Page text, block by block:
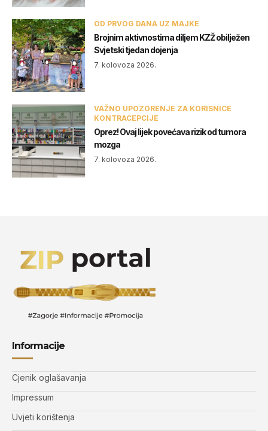
OD PRVOG DANA UZ MAJKE
Brojnim aktivnostima diljem KZŽ obilježen
Svjetski tjedan dojenja
7. kolovoza 2026.
VAŽNO UPOZORENJE ZA KORISNICE
KONTRACEPCIJE
Oprez! Ovaj lijek povećava rizik od tumora
mozga
7. kolovoza 2026.
Informacije
Cjenik oglašavanja
Impressum
Uvjeti korištenja